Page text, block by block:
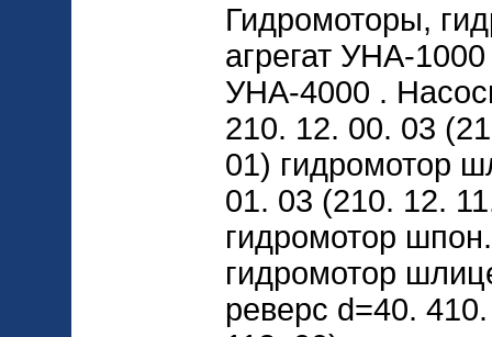
Гидромоторы,
агрегат УНА-
УНА-4000 .
210. 12. 00. 03
01) гидромотор
01. 03 (210. 12.
гидромотор
гидромотор
реверс d=40.